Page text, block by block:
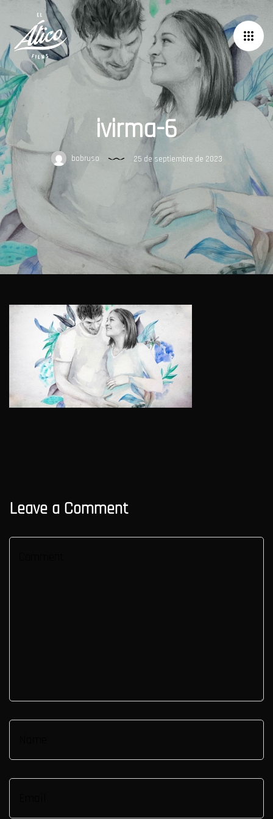
ivirma-6
bobruso 25 de septiembre de 2023
Leave a Comment